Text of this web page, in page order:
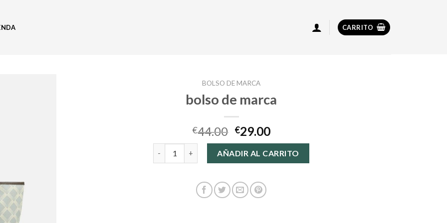
CARRITO
BOLSO DE MARCA
bolso de marca
€44.00 €29.00
bolso de marca cantidadAÑADIR AL CARRITO